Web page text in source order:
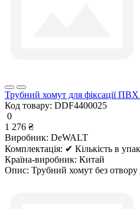
Трубний хомут для фіксації
Код товару: DDF4400025
0
1 276 ₴
Виробник: DeWALT
Комплектація: ✔ Кількість в
Країна-виробник: Китай
Опис: Трубний хомут без